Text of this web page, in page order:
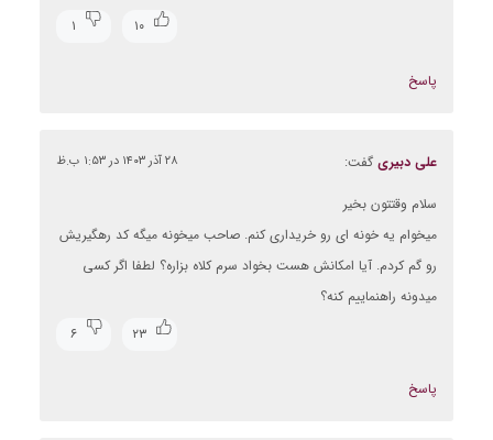
۱۰
۱
پاسخ
علی دبیری گفت: ۲۸ آذر ۱۴۰۳ در ۱:۵۳ ب.ظ
سلام وقتتون بخیر
میخوام یه خونه ای رو خریداری کنم. صاحب میخونه میگه کد رهگیریش
رو گم کردم. آیا امکانش هست بخواد سرم کلاه بزاره؟ لطفا اگر کسی
میدونه راهنماییم کنه؟
۲۳
۶
پاسخ